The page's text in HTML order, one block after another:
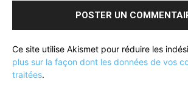
Ce site utilise Akismet pour réduire les
plus sur la façon dont les données de vos
traitées.